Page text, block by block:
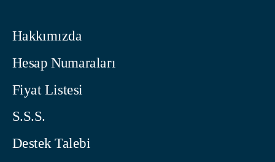
Hakkımızda
Hesap Numaraları
Fiyat Listesi
S.S.S.
Destek Talebi